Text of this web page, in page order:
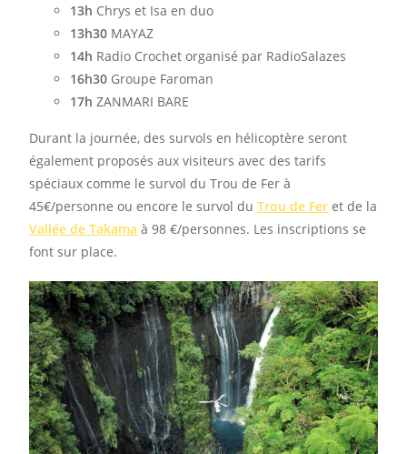
13h Chrys et Isa en duo
13h30 MAYAZ
14h Radio Crochet organisé par RadioSalazes
16h30 Groupe Faroman
17h ZANMARI BARE
Durant la journée, des survols en hélicoptère seront
également proposés aux visiteurs avec des tarifs
spéciaux comme le survol du Trou de Fer à
45€/personne ou encore le survol duTrou de Fer et de la
Vallée de Takama à 98 €/personnes. Les inscriptions se
font sur place.